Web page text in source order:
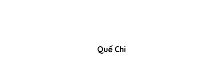
Quế Chi